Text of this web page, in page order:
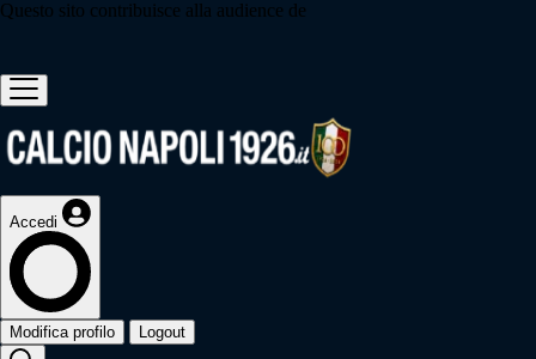
Questo sito contribuisce alla audience de
Accedi
Modifica profilo Logout